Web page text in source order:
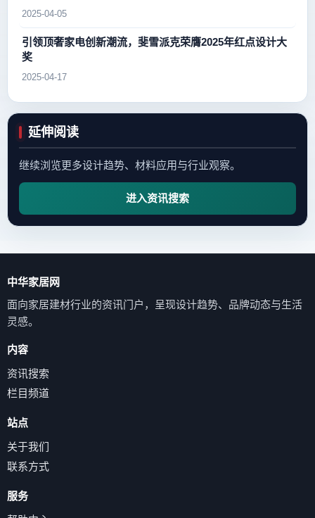
2025-04-05
引领顶奢家电创新潮流，斐雪派克荣膺2025年红点设计大
奖
2025-04-17
延伸阅读
继续浏览更多设计趋势、材料应用与行业观察。
进入资讯搜索
中华家居网
面向家居建材行业的资讯门户，呈现设计趋势、品牌动态与生活
灵感。
内容
资讯搜索
栏目频道
站点
关于我们
联系方式
服务